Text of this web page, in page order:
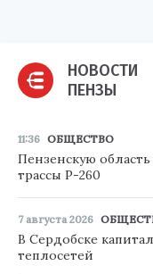
НОВОСТИ
ПЕНЗЫ
11:36 ОБЩЕСТВО
Пензенскую
трассы Р-260
7 августа 2026
В Сердобске
теплосетей